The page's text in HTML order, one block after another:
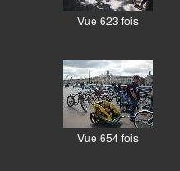
Vue 623 fois
Vue 654 fois